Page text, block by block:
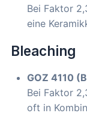
Bei Faktor
eine
Bleaching
GOZ 4110
Bei Faktor
oft in